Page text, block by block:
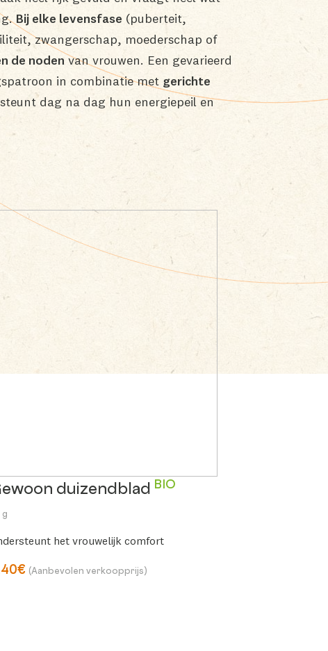
Bij elke levensfase (puberteit,
zwangerschap, moederschap of
de nodenvan vrouwen. Een gevarieerd
in combinatie met gerichte
dag na dag hun energiepeil en
duizendblad BIO
g
het vrouwelijk comfort
(Aanbevolen verkoopprijs)